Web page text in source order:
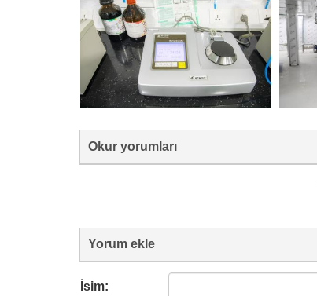
Okur yorumları
Yorum ekle
İsim: